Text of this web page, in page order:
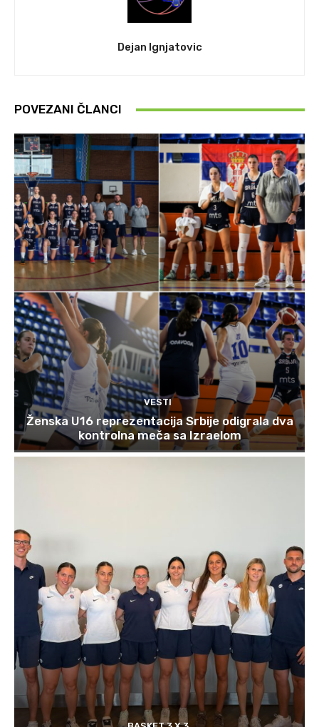
Dejan Ignjatovic
POVEZANI ČLANCI
VESTI
Ženska U16 reprezentacija Srbije odigrala dva
kontrolna meča sa Izraelom